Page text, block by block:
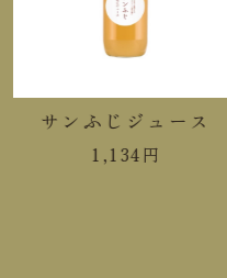
サンふじジュース
1,134円